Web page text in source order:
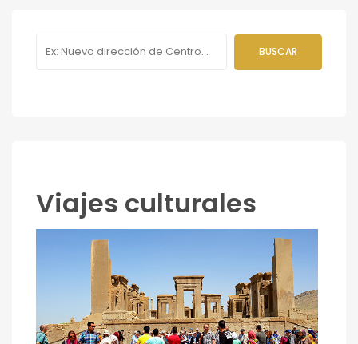
Viajes culturales